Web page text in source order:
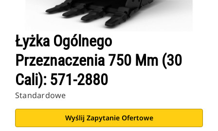
Łyżka Ogólnego
Przeznaczenia 750 Mm (30
Cali): 571-2880
Standardowe
Wyślij Zapytanie Ofertowe